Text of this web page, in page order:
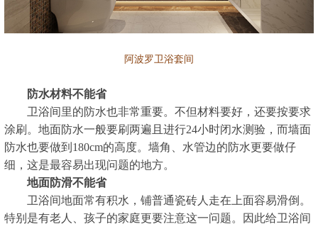
阿波罗卫浴套间
防水材料不能省
卫浴间里的防水也非常重要。不但材料要好，还要按要求
涂刷。地面防水一般要刷两遍且进行24小时闭水测验，而墙面
防水也要做到180cm的高度。墙角、水管边的防水更要做仔
细，这是最容易出现问题的地方。
地面防滑不能省
卫浴间地面常有积水，铺普通瓷砖人走在上面容易滑倒。
特别是有老人、孩子的家庭更要注意这一问题。因此给卫浴间